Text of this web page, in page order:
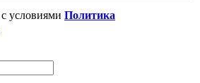
условиями Политика